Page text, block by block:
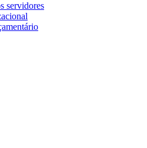
servidores